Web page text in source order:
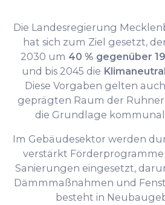
Die Landesregierung
hat sich zum Ziel gesetzt,
2030 um 40 % gegenüber
und bis 2045 die
Diese Vorgaben gelten
geprägten Raum der
die Grundlage
Im Gebäudesektor werden
verstärkt
Sanierungen eingesetzt,
Dämmmaßnahmen und
besteht in